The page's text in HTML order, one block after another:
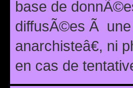
base de
diffusÃ©es Ã
anarchisteâ€, ni
en cas de